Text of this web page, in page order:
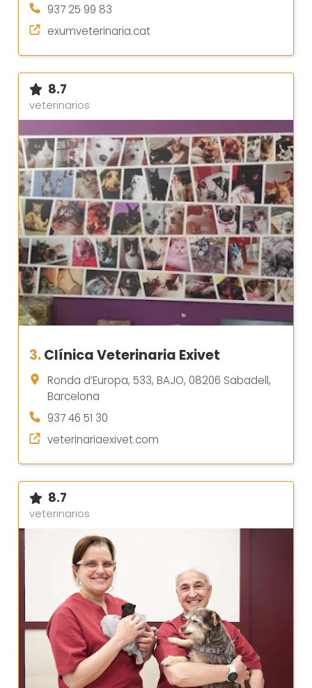
937 25 99 83
exumveterinaria.cat
8.7
veterinarios
3.Clínica Veterinaria Exivet
Ronda d’Europa, 533, BAJO, 08206 Sabadell,
Barcelona
937 46 51 30
veterinariaexivet.com
8.7
veterinarios